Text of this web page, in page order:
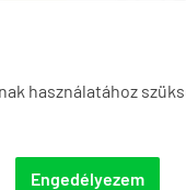
használatához
Engedélyezem